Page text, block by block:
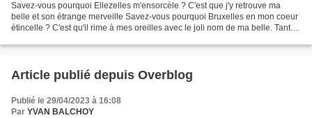
Savez-vous pourquoi Ellezelles m'ensorcèle ? C'est que j'y retrouve ma
belle et son étrange merveille Savez-vous pourquoi Bruxelles en mon coeur
étincelle ? C'est qu'il rime à mes oreilles avec le joli nom de ma belle. Tant
Article publié depuis Overblog
Publié le 29/04/2023 à 16:08
Par YVAN BALCHOY